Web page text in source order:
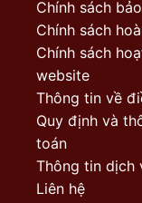
Chính sách
Chính sách
Chính sách
website
Thông tin về
Quy định và
toán
Thông tin dịch
Liên hệ